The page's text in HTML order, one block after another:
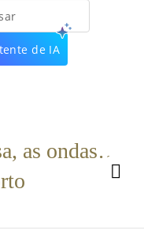
de IA
as ondas…